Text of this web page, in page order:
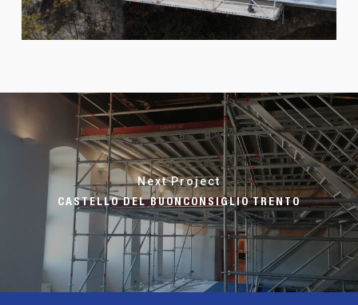
Next Project
CASTELLO DEL BUONCONSIGLIO TRENTO